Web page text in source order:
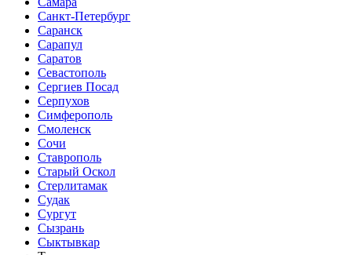
Санкт-Петербург
Саранск
Сарапул
Саратов
Севастополь
Сергиев Посад
Серпухов
Симферополь
Смоленск
Сочи
Ставрополь
Старый Оскол
Стерлитамак
Судак
Сургут
Сызрань
Сыктывкар